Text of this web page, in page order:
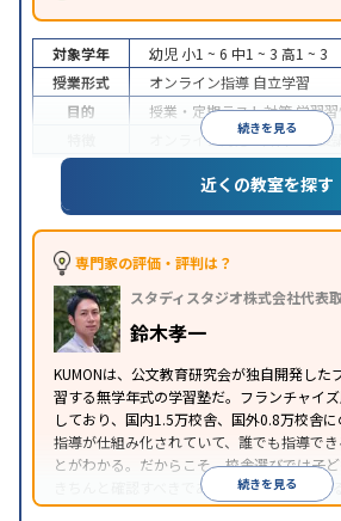
続きを見る
対象学年 幼児 小1 ~ 6 中1 ~ 3 高1 ~ 3
授業形式
オンライン指導 自立学習
目的
授業・定期テスト対策学習
オンライン対応1科目から受
近くの教室を探す
専門家の評価・評判は？
スタディスタジオ株式会社代表
鈴木孝一
KUMONは、公文教育研究会が独自開発した
習する無学年式の学習塾だ。フランチャイ
しており、国内1.5万校舎、国外0.8万校舎
指導が仕組み化されていて、誰でも指導で
とがわかる。だからこそ、校舎選びでは子
きちんと確認すべきである。近所に2校舎あ
方見学してみることをオススメする。
続きを見る